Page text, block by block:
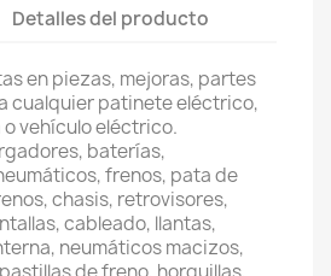
Detalles del producto
en piezas, mejoras, partes
cualquier patinete eléctrico,
vehículo eléctrico.
baterías,
frenos, pata de
chasis, retrovisores,
cableado, llantas,
neumáticos macizos,